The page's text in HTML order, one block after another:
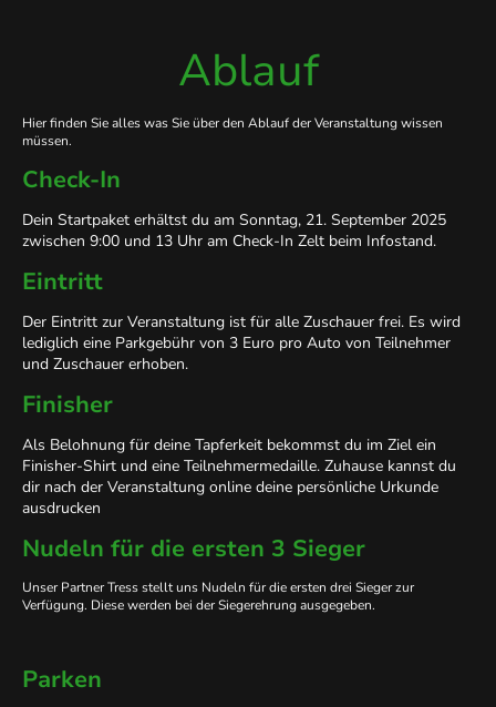
Ablauf
Hier finden Sie alles was Sie über den Ablauf der Veranstaltung wissen
müssen.
Check-In
Dein Startpaket erhältst du am Sonntag, 21. September 2025
zwischen 9:00 und 13 Uhr am Check-In Zelt beim Infostand.
Eintritt
Der Eintritt zur Veranstaltung ist für alle Zuschauer frei. Es wird
lediglich eine Parkgebühr von 3 Euro pro Auto von Teilnehmer
und Zuschauer erhoben.
Finisher
Als Belohnung für deine Tapferkeit bekommst du im Ziel ein
Finisher-Shirt und eine Teilnehmermedaille. Zuhause kannst du
dir nach der Veranstaltung online deine persönliche Urkunde
ausdrucken
Nudeln für die ersten 3 Sieger
Unser Partner Tress stellt uns Nudeln für die ersten drei Sieger zur
Verfügung. Diese werden bei der Siegerehrung ausgegeben.
Parken